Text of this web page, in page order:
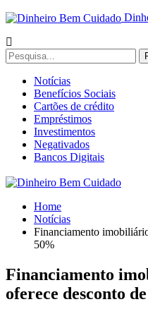
Notícias
Benefícios Sociais
Cartões de crédito
Empréstimos
Investimentos
Negativados
Bancos Digitais
Home
Notícias
Financiamento
50%
Financiamento
oferece desconto